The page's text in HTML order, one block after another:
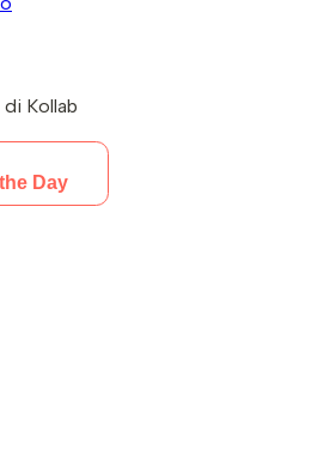
Kollab